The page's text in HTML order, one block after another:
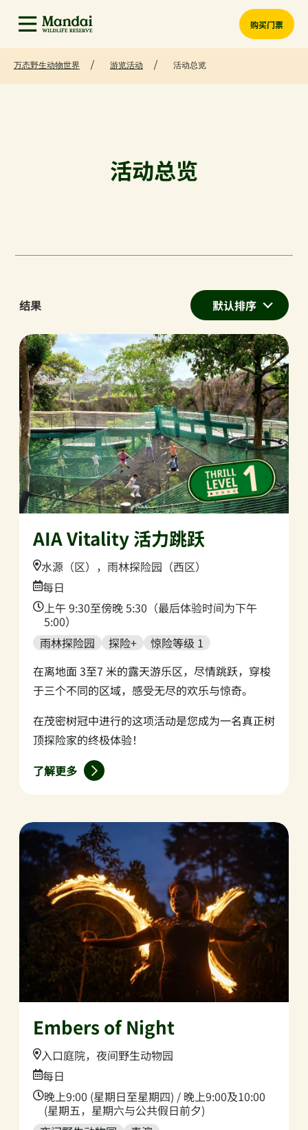
购买门票
万态野生动物世界 游览活动 活动总览
活动总览
结果 默认排序
AIA Vitality 活力跳跃
Location:
水源（区），雨林探险园（西区）
Date:
每日
Time:
上午 9:30至傍晚 5:30（最后体验时间为下午
5:00）
雨林探险园
探险+
惊险等级 1
在离地面 3至7 米的露天游乐区，尽情跳跃，穿梭
于三个不同的区域，感受无尽的欢乐与惊奇。
在茂密树冠中进行的这项活动是您成为一名真正树
顶探险家的终极体验！
了解更多
Embers of Night
Location:
入口庭院，夜间野生动物园
Date:
每日
Time:
晚上9:00 (星期日至星期四) / 晚上9:00及10:00
(星期五，星期六与公共假日前夕)